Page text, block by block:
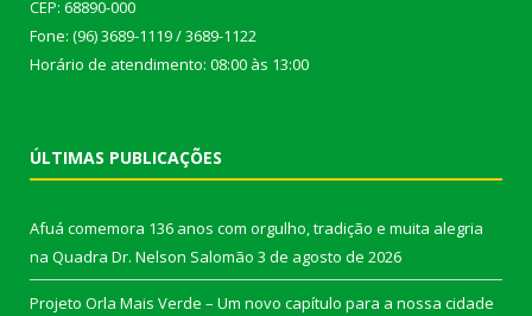
CEP: 68890-000
Fone: (96) 3689-1119 / 3689-1122
Horário de atendimento: 08:00 às 13:00
ÚLTIMAS PUBLICAÇÕES
Afuá comemora 136 anos com orgulho, tradição e muita alegria
na Quadra Dr. Nelson Salomão 3 de agosto de 2026
Projeto Orla Mais Verde – Um novo capítulo para a nossa cidade